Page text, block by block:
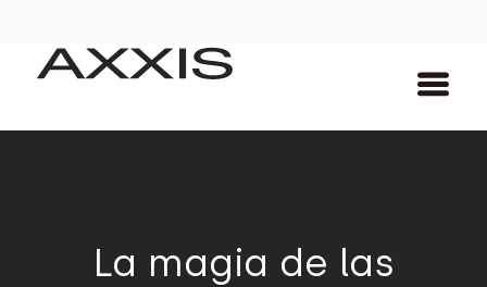
La magia de las